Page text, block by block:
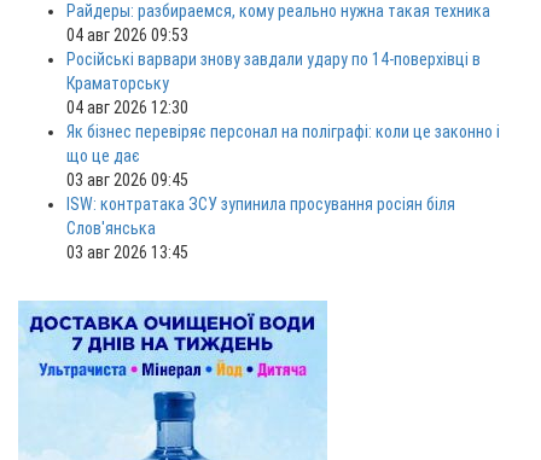
Райдеры: разбираемся, кому реально нужна такая техника
04 авг 2026 09:53
Російські варвари знову завдали удару по 14-поверхівці в
Краматорську
04 авг 2026 12:30
Як бізнес перевіряє персонал на поліграфі: коли це законно і
що це дає
03 авг 2026 09:45
ISW: контратака ЗСУ зупинила просування росіян біля
Слов'янська
03 авг 2026 13:45